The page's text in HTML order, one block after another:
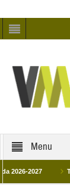
Menu
2027